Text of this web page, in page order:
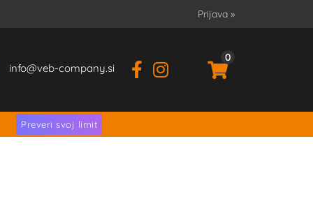
Prijava »
info veb-company.si
0
Preveri svoj limit